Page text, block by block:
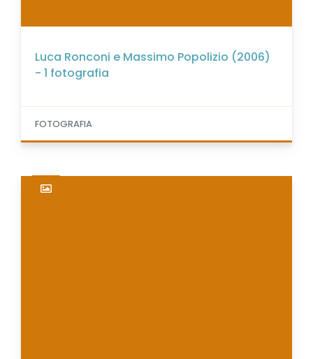
Luca Ronconi e Massimo Popolizio (2006)
- 1 fotografia
FOTOGRAFIA